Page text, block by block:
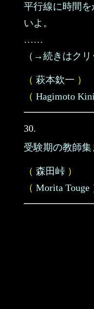
平行線に時間
いよ。
……
（→続きはクリ
（ 萩本欽一 ）
（ Hagimoto
30.
受験期の教師
（ 森田峠 ）
（ Morita Touge